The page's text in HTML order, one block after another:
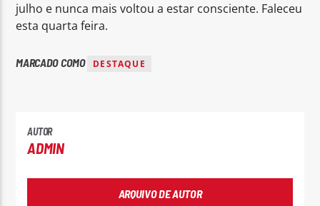
julho e nunca mais voltou a estar consciente. Faleceu
esta quarta feira.
MARCADO COMO DESTAQUE
AUTOR
ADMIN
ARQUIVO DE AUTOR